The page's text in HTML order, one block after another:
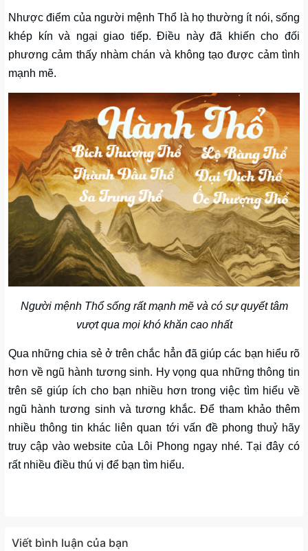
Nhược điểm của người mệnh Thổ là họ thường ít nói, sống
khép kín và ngại giao tiếp. Điều này đã khiến cho đối
phương cảm thấy nhàm chán và không tạo được cảm tình
mạnh mẽ.
Người mệnh Thổ sống rất mạnh mẽ và có sự quyết tâm
vượt qua mọi khó khăn cao nhất
Qua những chia sẻ ở trên chắc hẳn đã giúp các bạn hiểu rõ
hơn về ngũ hành tương sinh. Hy vọng qua những thông tin
trên sẽ giúp ích cho bạn nhiều hơn trong việc tìm hiểu về
ngũ hành tương sinh và tương khắc. Để tham khảo thêm
nhiều thông tin khác liên quan tới vấn đề phong thuỷ hãy
truy cập vào website của Lôi Phong ngay nhé. Tại đây có
rất nhiều điều thú vị để bạn tìm hiểu.
Viết bình luận của bạn